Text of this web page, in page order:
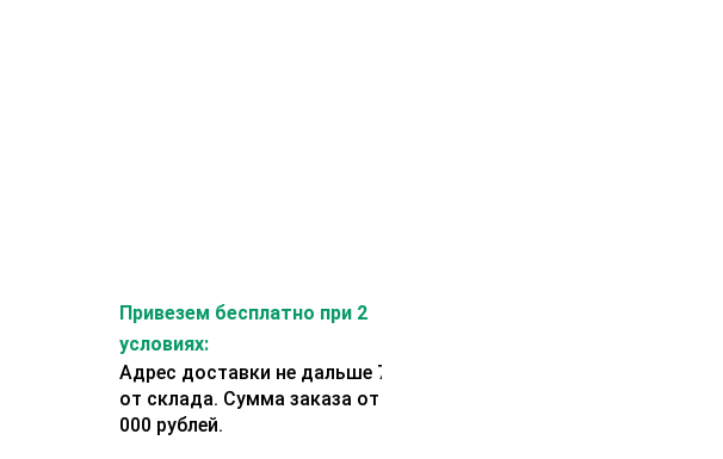
Привезем бесплатно при 2
условиях:
Адрес доставки не дальше 70 км
от склада. Сумма заказа от 200
000 рублей.
Представляем